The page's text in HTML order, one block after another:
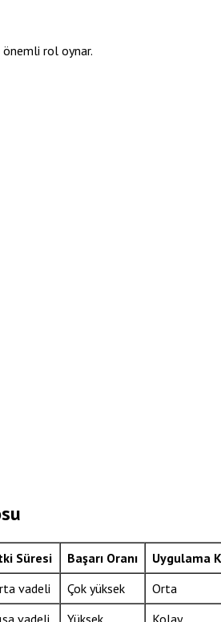
önemli rol oynar.
Süresi Başarı Oranı
Uygulama
vadeli Çok yüksek
Orta